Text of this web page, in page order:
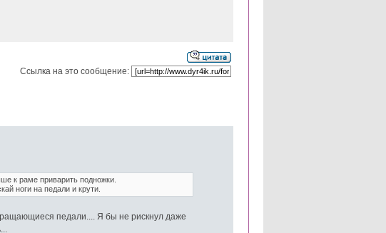
Ссылка на это сообщение:
к раме приварить подножки.
ноги на педали и крути.
педали.... Я бы не рискнул даже